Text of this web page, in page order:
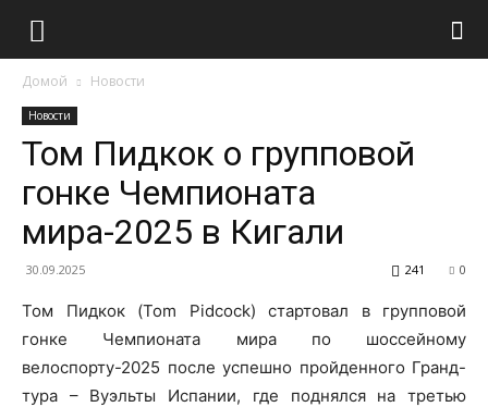
Домой Новости
Новости
Том Пидкок о групповой
гонке Чемпионата
мира-2025 в Кигали
30.09.2025 0
241
Том Пидкок (Tom Pidcock) стартовал в групповой
гонке Чемпионата мира по шоссейному
велоспорту-2025 после успешно пройденного Гранд-
тура – Вуэльты Испании, где поднялся на третью